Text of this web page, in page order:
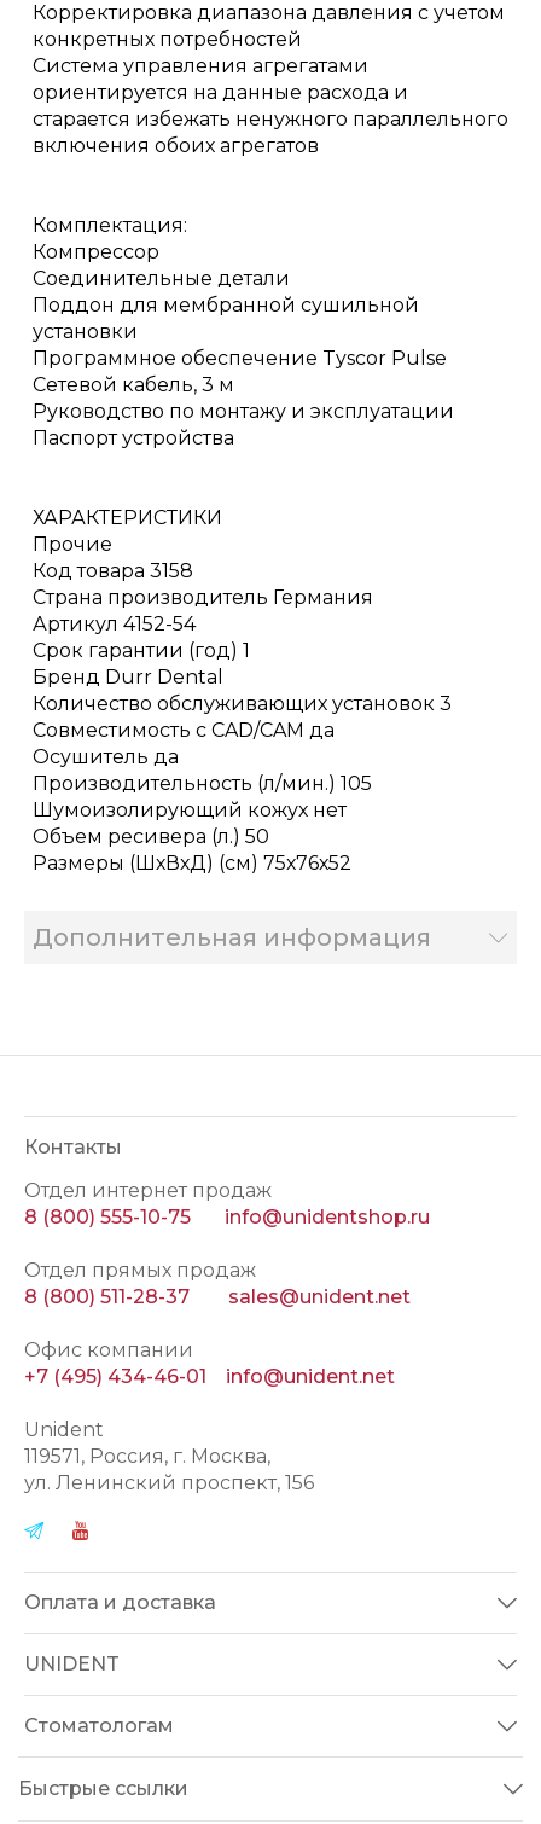
Корректировка диапазона давления с учетом
конкретных потребностей
Система управления агрегатами
ориентируется на данные расхода и
старается избежать ненужного параллельного
включения обоих агрегатов
Комплектация:
Компрессор
Соединительные детали
Поддон для мембранной сушильной
установки
Программное обеспечение Tyscor Pulse
Сетевой кабель, 3 м
Руководство по монтажу и эксплуатации
Паспорт устройства
ХАРАКТЕРИСТИКИ
Прочие
Код товара 3158
Страна производитель Германия
Артикул 4152-54
Срок гарантии (год) 1
Бренд Durr Dental
Количество обслуживающих установок 3
Совместимость с CAD/CAM да
Осушитель да
Производительность (л/мин.) 105
Шумоизолирующий кожух нет
Объем ресивера (л.) 50
Размеры (ШхВхД) (см) 75х76х52
Дополнительная информация
Контакты
Отдел интернет продаж
8 (800) 555-10-75
info@unidentshop.ru
Отдел прямых продаж
8 (800) 511-28-37
sales@unident.net
Офис компании
+7 (495) 434-46-01
info@unident.net
Unident
119571 , Россия, г. Москва,
ул. Ленинский проспект, 156
Оплата и доставка
UNIDENT
Стоматологам
Быстрые ссылки